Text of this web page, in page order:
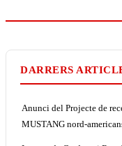
DARRERS
Anunci del Projecte de
MUSTANG nord-